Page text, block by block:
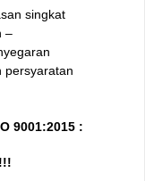
singkat
–
persyaratan
9001:2015 :